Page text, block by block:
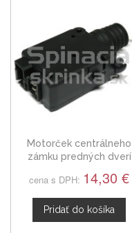
Motorček centrálneho
zámku predných dverí
cena s DPH: 14,30 €
Pridať do košíka